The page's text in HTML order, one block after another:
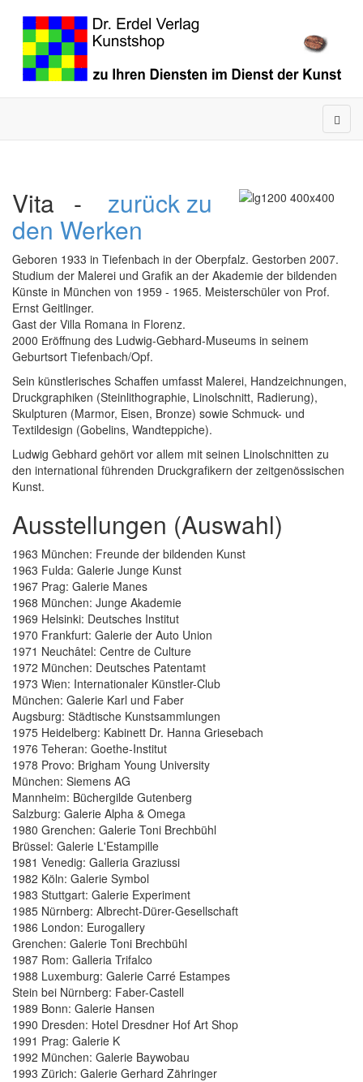
Vita - zurück zu
den Werken
Geboren 1933 in Tiefenbach in der Oberpfalz. Gestorben 2007.
Studium der Malerei und Grafik an der Akademie der bildenden
Künste in München von 1959 - 1965. Meisterschüler von Prof.
Ernst Geitlinger.
Gast der Villa Romana in Florenz.
2000 Eröffnung des Ludwig-Gebhard-Museums in seinem
Geburtsort Tiefenbach/Opf.
Sein künstlerisches Schaffen umfasst Malerei, Handzeichnungen,
Druckgraphiken (Steinlithographie, Linolschnitt, Radierung),
Skulpturen (Marmor, Eisen, Bronze) sowie Schmuck- und
Textildesign (Gobelins, Wandteppiche).
Ludwig Gebhard gehört vor allem mit seinen Linolschnitten zu
den international führenden Druckgrafikern der zeitgenössischen
Kunst.
Ausstellungen (Auswahl)
1963 München: Freunde der bildenden Kunst
1963 Fulda: Galerie Junge Kunst
1967 Prag: Galerie Manes
1968 München: Junge Akademie
1969 Helsinki: Deutsches Institut
1970 Frankfurt: Galerie der Auto Union
1971 Neuchâtel: Centre de Culture
1972 München: Deutsches Patentamt
1973 Wien: Internationaler Künstler-Club
München: Galerie Karl und Faber
Augsburg: Städtische Kunstsammlungen
1975 Heidelberg: Kabinett Dr. Hanna Griesebach
1976 Teheran: Goethe-Institut
1978 Provo: Brigham Young University
München: Siemens AG
Mannheim: Büchergilde Gutenberg
Salzburg: Galerie Alpha & Omega
1980 Grenchen: Galerie Toni Brechbühl
Brüssel: Galerie L'Estampille
1981 Venedig: Galleria Graziussi
1982 Köln: Galerie Symbol
1983 Stuttgart: Galerie Experiment
1985 Nürnberg: Albrecht-Dürer-Gesellschaft
1986 London: Eurogallery
Grenchen: Galerie Toni Brechbühl
1987 Rom: Galleria Trifalco
1988 Luxemburg: Galerie Carré Estampes
Stein bei Nürnberg: Faber-Castell
1989 Bonn: Galerie Hansen
1990 Dresden: Hotel Dresdner Hof Art Shop
1991 Prag: Galerie K
1992 München: Galerie Baywobau
1993 Zürich: Galerie Gerhard Zähringer